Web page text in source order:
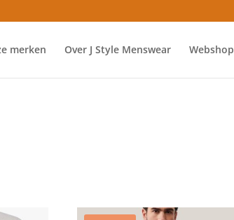
merken Over J Style Menswear Webshop